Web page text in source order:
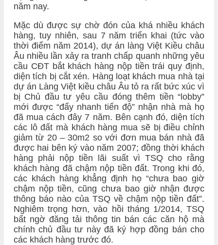
năm nay.
Mặc dù được sự chờ đón của khá nhiều khách
hàng, tuy nhiên, sau 7 năm triển khai (tức vào
thời điểm năm 2014), dự án làng Việt Kiều châu
Âu nhiều lần xảy ra tranh chấp quanh những yêu
cầu CĐT bắt khách hàng nộp tiền trái quy định,
diện tích bị cắt xén. Hàng loạt khách mua nhà tại
dự án Làng Việt kiều châu Âu tỏ ra rất bức xúc vì
bị Chủ đầu tư yêu cầu đóng thêm tiền “lobby”
mới được “đẩy nhanh tiến độ” nhận nhà mà họ
đã mua cách đây 7 năm. Bên cạnh đó, diện tích
các lô đất mà khách hàng mua sẽ bị điều chỉnh
giảm từ 20 – 30m2 so với đơn mua bán nhà đã
được hai bên ký vào năm 2007; đồng thời khách
hàng phải nộp tiền lãi suất vì TSQ cho rằng
khách hàng đã chậm nộp tiền đất. Trong khi đó,
các khách hàng khẳng định họ “chưa bao giờ
chậm nộp tiền, cũng chưa bao giờ nhận được
thông báo nào của TSQ về chậm nộp tiền đất”.
Nghiêm trọng hơn, vào hồi tháng 1/2014, TSQ
bất ngờ đăng tải thông tin bán các căn hộ mà
chính chủ đầu tư này đã ký hợp đồng bán cho
các khách hàng trước đó.